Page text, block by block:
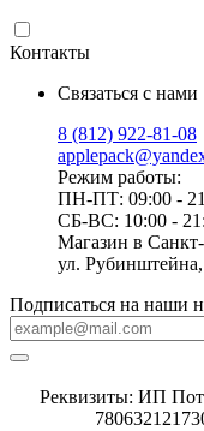
Контакты
Связаться с нами
8 (812) 922-81-08
Режим работы:
ПН-ПТ: 09:00 -
СБ-ВС: 10:00 -
Магазин в
ул.
Подписаться на наши
Реквизиты: ИП